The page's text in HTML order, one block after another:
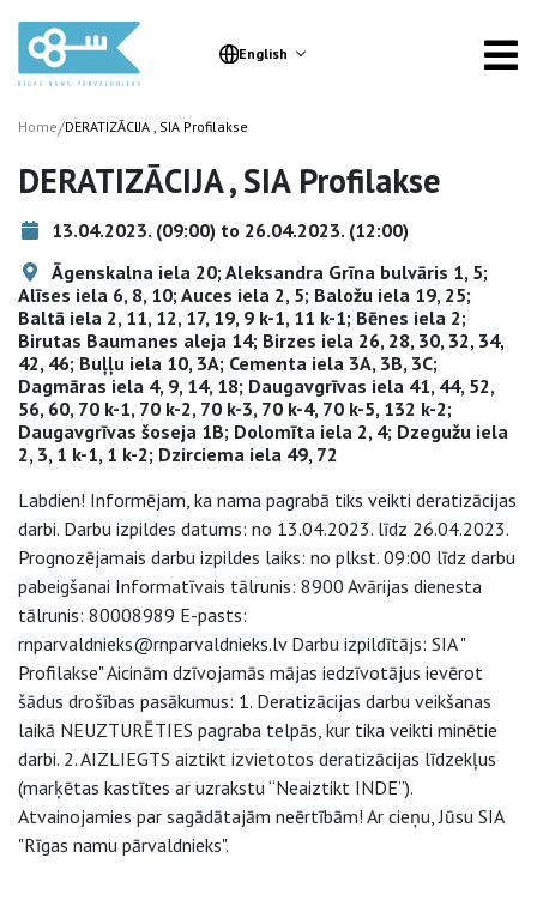
English
Home/DERATIZĀCIJA , SIA Profilakse
DERATIZĀCIJA , SIA Profilakse
13.04.2023. (09:00) to 26.04.2023. (12:00)
Āgenskalna iela 20; Aleksandra Grīna bulvāris 1, 5;
Alīses iela 6, 8, 10; Auces iela 2, 5; Baložu iela 19, 25;
Baltā iela 2, 11, 12, 17, 19, 9 k-1, 11 k-1; Bēnes iela 2;
Birutas Baumanes aleja 14; Birzes iela 26, 28, 30, 32, 34,
42, 46; Buļļu iela 10, 3A; Cementa iela 3A, 3B, 3C;
Dagmāras iela 4, 9, 14, 18; Daugavgrīvas iela 41, 44, 52,
56, 60, 70 k-1, 70 k-2, 70 k-3, 70 k-4, 70 k-5, 132 k-2;
Daugavgrīvas šoseja 1B; Dolomīta iela 2, 4; Dzegužu iela
2, 3, 1 k-1, 1 k-2; Dzirciema iela 49, 72
Labdien! Informējam, ka nama pagrabā tiks veikti deratizācijas
darbi. Darbu izpildes datums: no 13.04.2023. līdz 26.04.2023.
Prognozējamais darbu izpildes laiks: no plkst. 09:00 līdz darbu
pabeigšanai Informatīvais tālrunis: 8900 Avārijas dienesta
tālrunis: 80008989 E-pasts:
rnparvaldnieks@rnparvaldnieks.lv Darbu izpildītājs: SIA "
Profilakse" Aicinām dzīvojamās mājas iedzīvotājus ievērot
šādus drošības pasākumus: 1. Deratizācijas darbu veikšanas
laikā NEUZTURĒTIES pagraba telpās, kur tika veikti minētie
darbi. 2. AIZLIEGTS aiztikt izvietotos deratizācijas līdzekļus
(marķētas kastītes ar uzrakstu “Neaiztikt INDE”).
Atvainojamies par sagādātajām neērtībām! Ar cieņu, Jūsu SIA
"Rīgas namu pārvaldnieks".